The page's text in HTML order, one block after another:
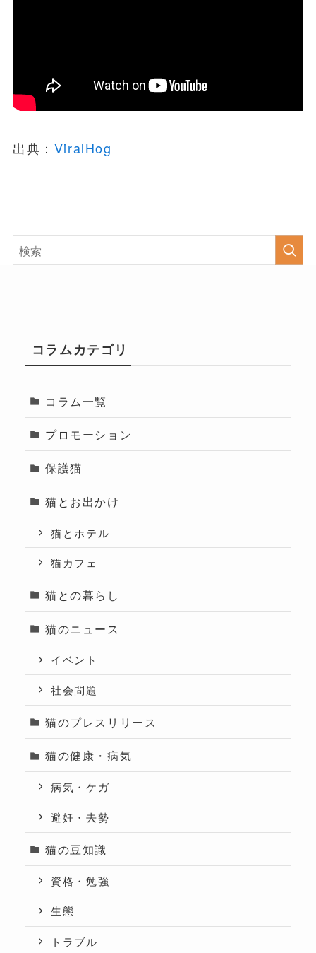
出典： ViralHog
コラムカテゴリ
コラム一覧
プロモーション
保護猫
猫とお出かけ
猫とホテル
猫カフェ
猫との暮らし
猫のニュース
イベント
社会問題
猫のプレスリリース
猫の健康・病気
病気・ケガ
避妊・去勢
猫の豆知識
資格・勉強
生態
トラブル